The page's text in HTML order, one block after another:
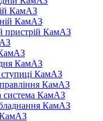
КамАЗ
КамАЗ
пристрій КамАЗ
КамАЗ
ступиці КамАЗ
КамАЗ
система КамАЗ
КамАЗ